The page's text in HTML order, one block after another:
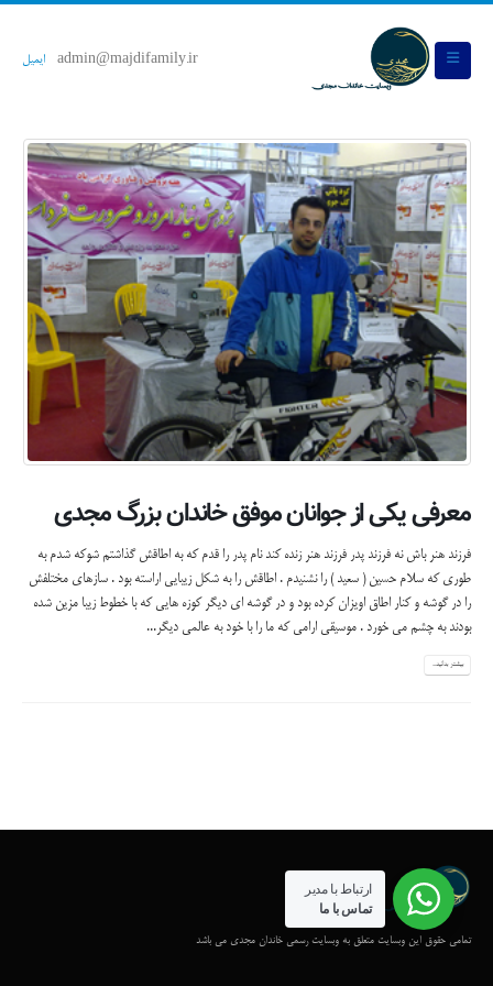
admin@majdifamily.ir ایمیل
معرفی یکی از جوانان موفق خاندان بزرگ مجدی
فرزند هنر باش نه فرزند پدر فرزند هنر زنده کند نام پدر را قدم که به اطاقش گذاشتم شوکه شدم به
طوری که سلام حسین ( سعید ) را نشنیدم . اطاقش را به شکل زیبایی اراسته بود . سازهای مختلفش
را در گوشه و کنار اطاق اویزان کرده بود و در گوشه ای دیگر کوزه هایی که با خطوط زیبا مزین شده
بودند به چشم می خورد . موسیقی ارامی که ما را با خود به عالمی دیگر...
بیشتر بدانید...
تمامی حقوق این وبسایت متعلق به وبسایت رسمی خاندان مجدی می باشد
ارتباط با مدیر
تماس با ما